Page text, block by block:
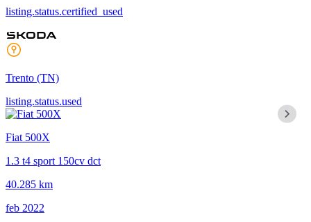
listing.status.certified_used
Trento (TN)
listing.status.used
Fiat 500X
1.3 t4 sport 150cv dct
40.285 km
feb 2022